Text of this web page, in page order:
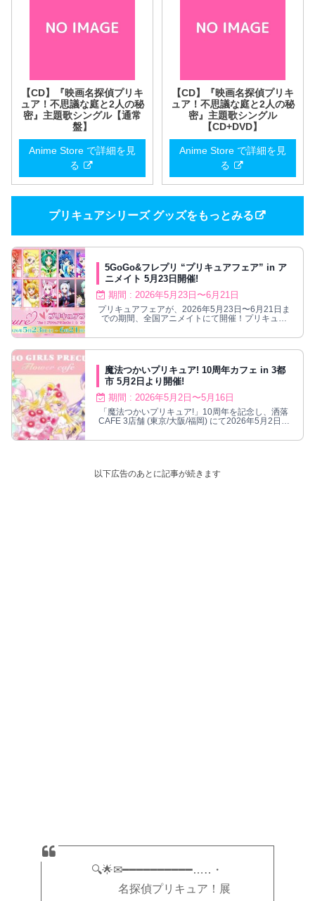
【CD】『映画名探偵プリキ
ュア！不思議な庭と2人の秘
密』主題歌シングル【通常
盤】
Anime Store で詳細を見
る
【CD】『映画名探偵プリキ
ュア！不思議な庭と2人の秘
密』主題歌シングル
【CD+DVD】
Anime Store で詳細を見
る
プリキュアシリーズ グッズをもっとみる
5GoGo&フレプリ “プリキュアフェア” in ア
ニメイト 5月23日開催!
期間 : 2026年5月23日〜6月21日
プリキュアフェアが、2026年5月23日〜6月21日ま
での期間、全国アニメイトにて開催！プリキュア
魔法つかいプリキュア! 10周年カフェ in 3都
市 5月2日より開催!
期間 : 2026年5月2日〜5月16日
「魔法つかいプリキュア!」10周年を記念し、洒落
CAFE 3店舗 (東京/大阪/福岡) にて2026年5月2日よ
以下広告のあとに記事が続きます
🔍🌟✉━━━━━━━━━━…‥・
名探偵プリキュア！展